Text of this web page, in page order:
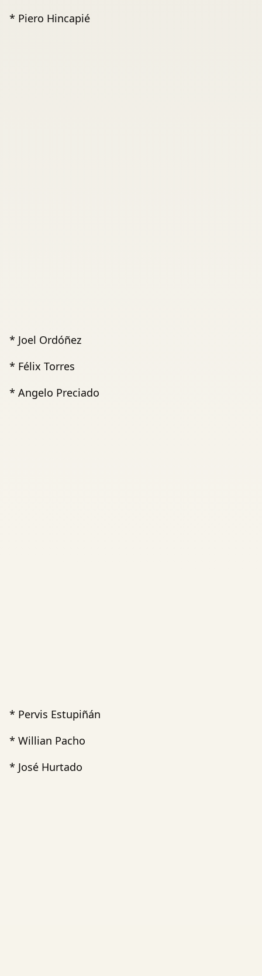
* Piero Hincapié
* Joel Ordóñez
* Félix Torres
* Angelo Preciado
* Pervis Estupiñán
* Willian Pacho
* José Hurtado